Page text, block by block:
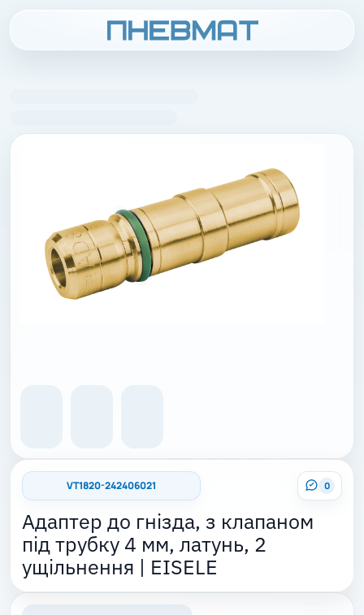
0
VT1820-242406021
Адаптер до гнізда, з клапаном
під трубку 4 мм, латунь, 2
ущільнення | EISELE